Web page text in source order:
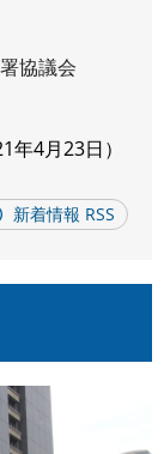
協議会
年4月23日
新着情報 RSS